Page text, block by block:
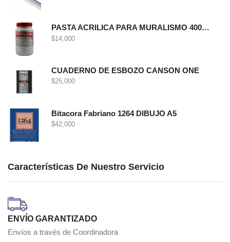
PASTA ACRILICA PARA MURALISMO 400 GRS
$14,000
CUADERNO DE ESBOZO CANSON ONE
$25,000
Bitacora Fabriano 1264 DIBUJO A5
$42,000
Características De Nuestro Servicio
ENVÍO GARANTIZADO
Envíos a través de Coordinadora